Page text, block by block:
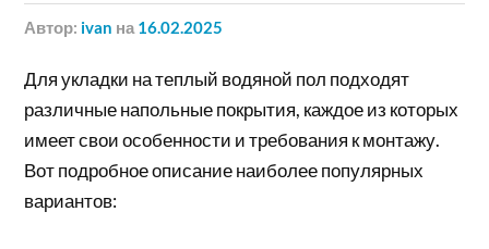
Автор: ivan на 16.02.2025
Для укладки на теплый водяной пол подходят
различные напольные покрытия, каждое из которых
имеет свои особенности и требования к монтажу.
Вот подробное описание наиболее популярных
вариантов: